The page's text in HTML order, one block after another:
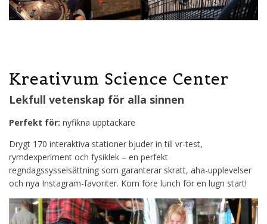
Kreativum Science Center
Lekfull vetenskap för alla sinnen
Perfekt för: nyfikna upptäckare
Drygt 170 interaktiva stationer bjuder in till vr-test,
rymdexperiment och fysiklek – en perfekt
regndagssysselsättning som garanterar skratt, aha-upplevelser
och nya Instagram-favoriter. Kom före lunch för en lugn start!